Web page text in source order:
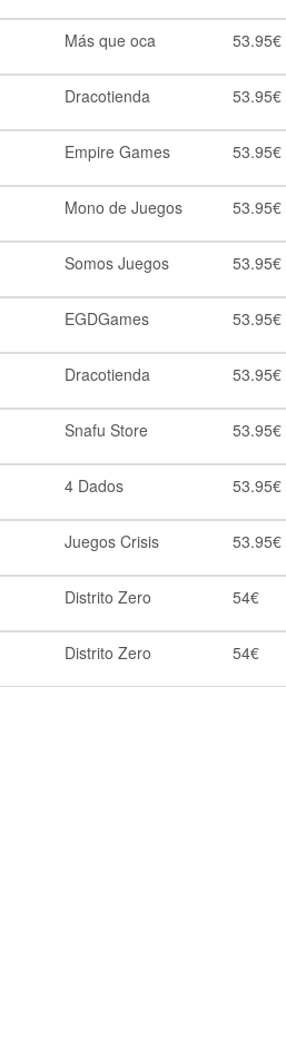
Más que oca 53.95€
Dracotienda 53.95€
Empire Games 53.95€
Mono de Juegos 53.95€
Somos Juegos 53.95€
EGDGames 53.95€
Dracotienda 53.95€
Snafu Store 53.95€
4 Dados 53.95€
Juegos Crisis 53.95€
Distrito Zero 54€
Distrito Zero 54€